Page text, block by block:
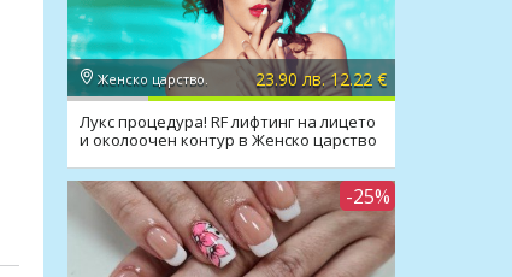
Женско царство. 23.90 лв. 12.22 €
Лукс процедура! RF лифтинг на лицето
и околоочен контур в Женско царство
-25%